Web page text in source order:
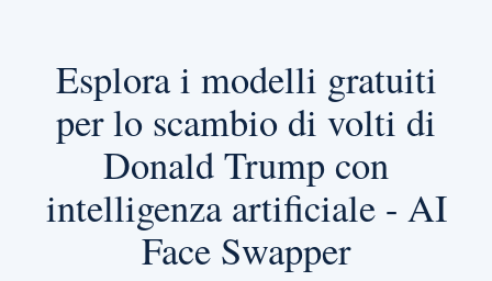
Esplora i modelli gratuiti
per lo scambio di volti di
Donald Trump con
intelligenza artificiale - AI
Face Swapper